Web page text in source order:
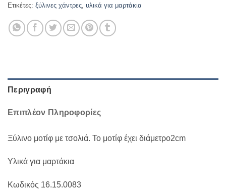
Ετικέτες: ξύλινες χάντρες, υλικά για μαρτάκια
Περιγραφή
Επιπλέον Πληροφορίες
Ξύλινο μοτίφ με τσολιά. Το μοτίφ έχει διάμετρο2cm
Υλικά για μαρτάκια
Κωδικός 16.15.0083